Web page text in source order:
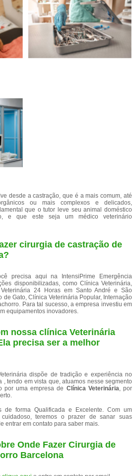
desde a castração, que é a mais comum, até
ou mais complexos e delicados,
que o tutor leve seu animal doméstico
e que este seja um médico veterinário
cirurgia de castração de
precisa aqui na IntensiPrime Emergência
disponibilizadas, como Clínica Veterinária,
24 Horas em Santo André e São
de Gato, Clínica Veterinária Popular, Internação
Para tal sucesso, a empresa investiu em
equipamentos inovadores.
nossa clínica Veterinária
precisa ser a melhor
dispõe de tradição e experiência no
, tendo em vista que, atuamos nesse segmento
por uma empresa de Clínica Veterinária, por
de forma Qualificada e Excelente. Com um
teremos o prazer de sanar suas
entrar em contato para saber mais.
Onde Fazer Cirurgia de
Barcelona